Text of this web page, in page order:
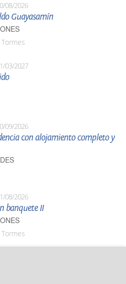
08/2026
Guayasamín
03/2027
09/2026
con alojamiento completo y
08/2026
banquete II